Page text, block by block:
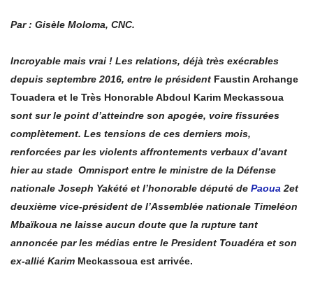
Par : Gisèle Moloma, CNC.
Incroyable mais vrai ! Les relations, déjà très exécrables
depuis septembre 2016, entre le président Faustin Archange
Touadera et le Très Honorable Abdoul Karim Meckassoua
sont sur le point d’atteindre son apogée, voire fissurées
complètement. Les tensions de ces derniers mois,
renforcées par les violents affrontements verbaux d’avant
hier au stade Omnisport entre le ministre de la Défense
nationale Joseph Yakété et l’honorable député de Paoua2et
deuxième vice-président de l’Assemblée nationale Timeléon
Mbaïkoua ne laisse aucun doute que la rupture tant
annoncée par les médias entre le President Touadéra et son
ex-allié Karim Meckassoua est arrivée.